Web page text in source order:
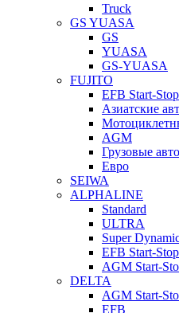
Truck
GS YUASA
GS
YUASA
GS-YUASA
FUJITO
EFB Start-Stop
Азиатские
AGM
Грузовые авто
Евро
SEIWA
ALPHALINE
Standard
ULTRA
Super
EFB Start-Stop
AGM Start-
DELTA
AGM Start-
EFB